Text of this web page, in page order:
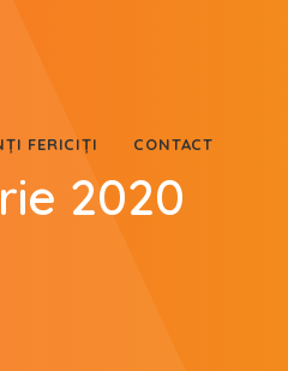
FERICIȚI CONTACT
2020